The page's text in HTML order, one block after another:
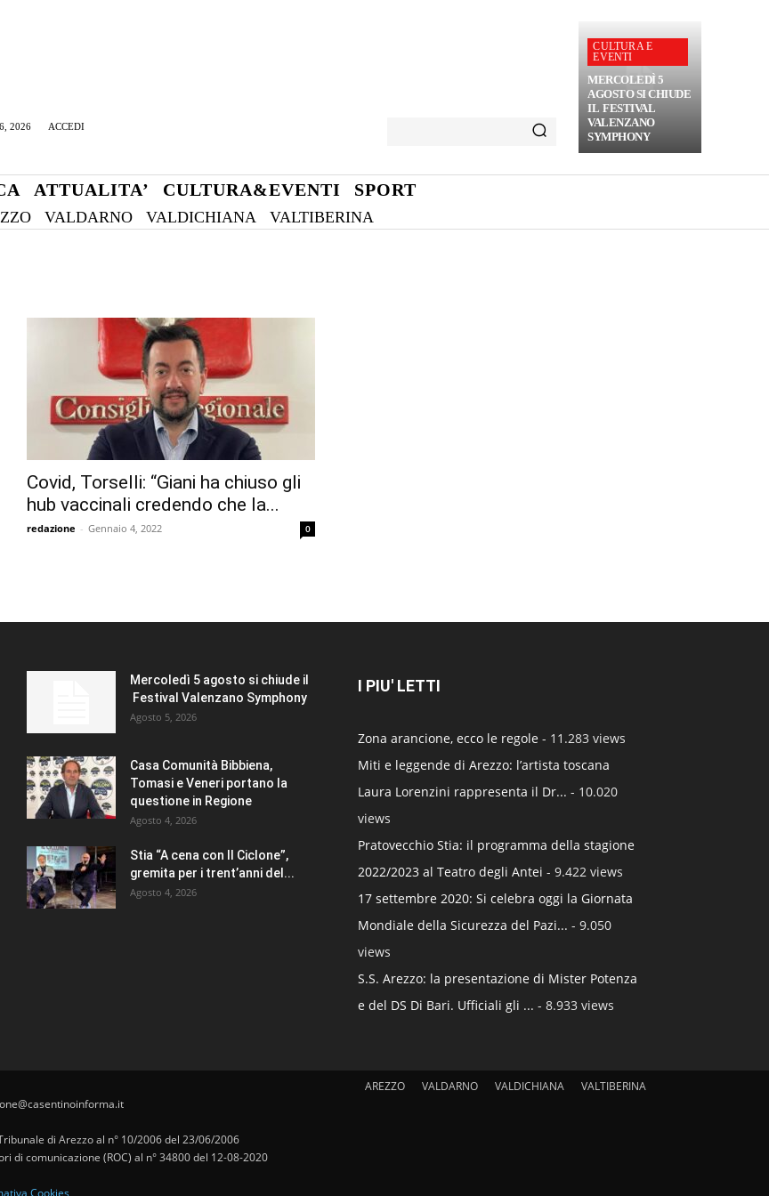
2026 ACCEDI
CULTURA E
EVENTI
MERCOLEDÌ 5
AGOSTO SI CHIUDE
IL FESTIVAL
VALENZANO
SYMPHONY
ATTUALITA’ CULTURA&EVENTI SPORT
VALDARNO VALDICHIANA VALTIBERINA
Covid, Torselli: “Giani ha chiuso gli
hub vaccinali credendo che la...
redazione - Gennaio 4, 2022 0
Mercoledì 5 agosto si chiude il
Festival Valenzano Symphony
Agosto 5, 2026
Casa Comunità Bibbiena,
Tomasi e Veneri portano la
questione in Regione
Agosto 4, 2026
Stia “A cena con Il Ciclone”,
gremita per i trent’anni del...
Agosto 4, 2026
I PIU' LETTI
Zona arancione, ecco le regole - 11.283 views
Miti e leggende di Arezzo: l’artista toscana
Laura Lorenzini rappresenta il Dr... - 10.020
views
Pratovecchio Stia: il programma della stagione
2022/2023 al Teatro degli Antei - 9.422 views
17 settembre 2020: Si celebra oggi la Giornata
Mondiale della Sicurezza del Pazi... - 9.050
views
S.S. Arezzo: la presentazione di Mister Potenza
e del DS Di Bari. Ufficiali gli ... - 8.933 views
AREZZO VALDARNO VALDICHIANA VALTIBERINA
di Arezzo al n° 10/2006 del 23/06/2006
comunicazione (ROC) al n° 34800 del 12-08-2020
Cookies